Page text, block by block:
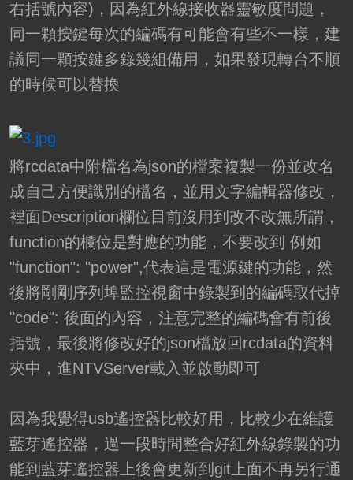
右括號內容)，因為紅外線接收器靈敏度問題，
同一顆按鍵每次的編碼有可能會有些不一樣，建
議同一顆按鍵多錄幾組備用，如果發現轉台不順
的時候可以替換
將rcdata中附檔名為json的檔案複製一份並改名
成自己方便識別的檔名，並用文字編輯器修改，
裡面Description欄位目前沒用到改不改無所謂，
function的欄位是對應的功能，不要改到 例如
"function": "power",代表這是電源鍵的功能，然
後將剛剛序列埠監控視窗中錄製到的編碼取代掉
"code": 後面的內容，注意完整的編碼會有前後
括號，最後將修改好的json檔放回rcdata的資料
夾中，進NTVServer載入並啟動即可
因為我覺得usb遙控器比較好用，比較少在維護
藍芽遙控器，過一段時間整合好紅外線錄製的功
能到藍芽遙控器上後會更新到git上面不再另行通